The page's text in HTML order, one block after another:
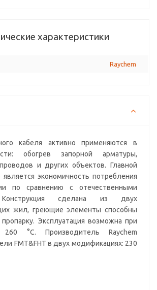
характеристики
Raychem
кабеля активно применяются в
обогрев запорной арматуры,
и других объектов. Главной
экономичность потребления
по сравнению с отечественными
Конструкция сделана из двух
жил, греющие элементы способны
Эксплуатация возможна при
260 °С. Производитель Raychem
FMT&FHT в двух модификациях: 230